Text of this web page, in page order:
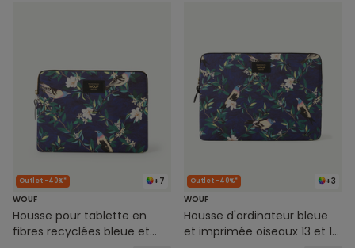
+7
Outlet -40%*
WOUF
Housse pour tablette en
fibres recyclées bleue et
+3
Outlet -40%*
WOUF
Housse d'ordinateur bleue
et imprimée oiseaux 13 et 14